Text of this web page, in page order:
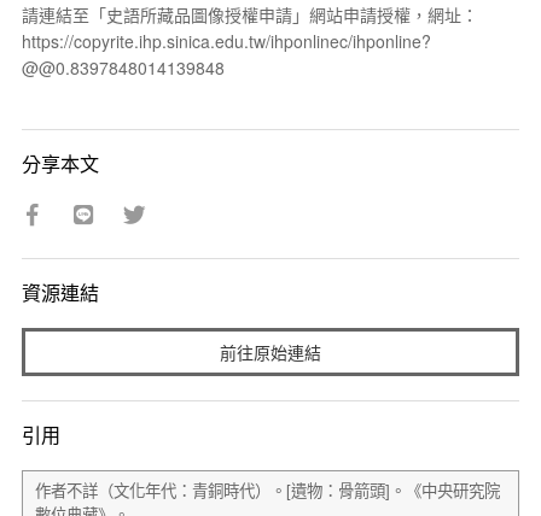
請連結至「史語所藏品圖像授權申請」網站申請授權，網址：
https://copyrite.ihp.sinica.edu.tw/ihponlinec/ihponline?
@@0.8397848014139848
分享本文
資源連結
前往原始連結
引用